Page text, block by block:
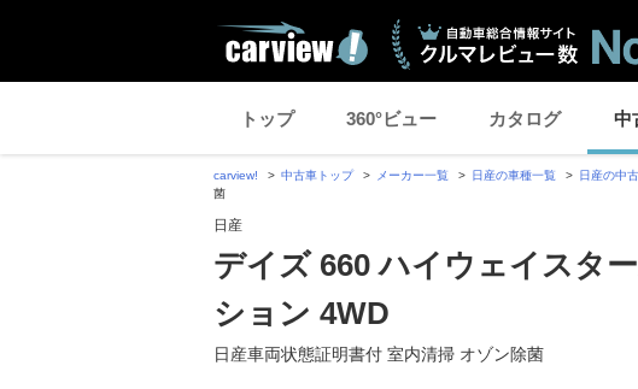
トップ 360°ビュー カタログ 中
carview! 中古車トップ メーカー一覧 日産の車種一覧 日産の中
菌
日産
デイズ 660 ハイウェイスタ
ション 4WD
日産車両状態証明書付 室内清掃 オゾン除菌